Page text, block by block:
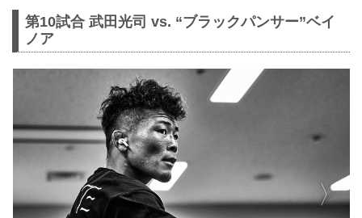
第10試合 武田光司 vs. “ブラックパンサー”ベイ
ノア